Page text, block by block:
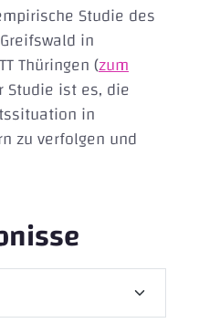
Studie des
in
Thüringen (zum
Studie ist es, die
in
zu verfolgen und